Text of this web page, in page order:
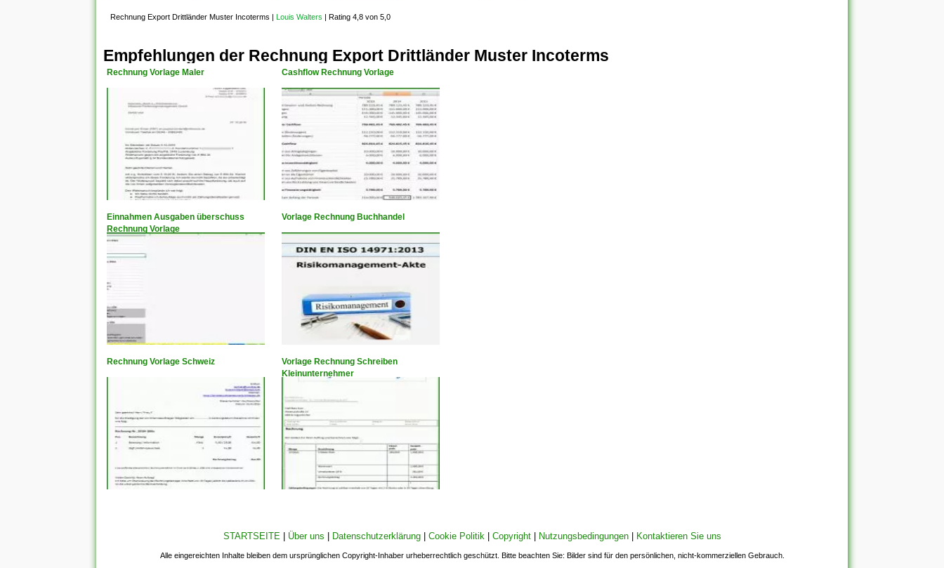
Rechnung Export Drittländer Muster Incoterms | Louis Walters | Rating 4,8 von 5,0
Empfehlungen der Rechnung Export Drittländer Muster Incoterms
Rechnung Vorlage Maler Cashflow Rechnung Vorlage
Einnahmen Ausgaben überschuss
Rechnung Vorlage
Vorlage Rechnung Buchhandel
Rechnung Vorlage Schweiz
Vorlage Rechnung Schreiben
Kleinunternehmer
STARTSEITE Über uns Datenschutzerklärung| Cookie Politik Copyright| Nutzungsbedingungen| Kontaktieren Sie uns
Alle eingereichten Inhalte bleiben dem ursprünglichen Copyright-Inhaber urheberrechtlich geschützt. Bitte beachten Sie: Bilder sind für den persönlichen, nicht-kommerziellen Gebrauch.